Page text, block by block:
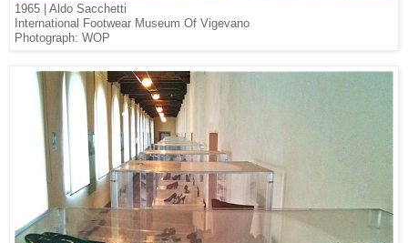
1965 | Aldo Sacchetti
International Footwear Museum Of Vigevano
Photograph: WOP